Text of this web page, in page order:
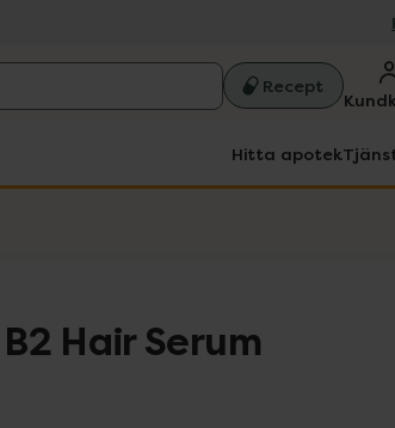
Recept
Hitta apotek
Hair Serum